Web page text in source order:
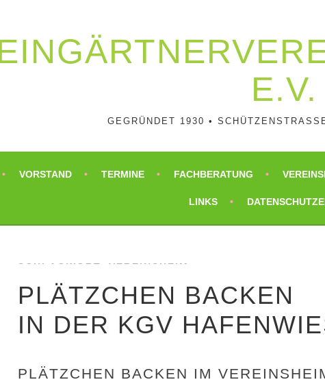
E.V.
GEGRÜNDET 1930 •
VORSTAND TERMINE FACHBERATUNG
LINKS
SCHLAGWORT: VEREINSHEIM
PLÄTZCHEN BACKEN
IN DER KGV
PLÄTZCHEN BACKEN IM